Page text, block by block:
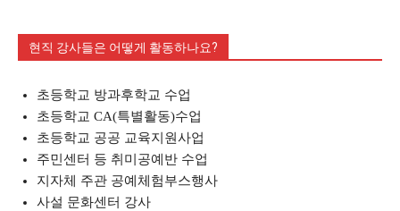
현직 강사들은 어떻게 활동하나요?
초등학교 방과후학교 수업
초등학교 CA(특별활동)수업
초등학교 공공 교육지원사업
주민센터 등 취미공예반 수업
지자체 주관 공예체험부스행사
사설 문화센터 강사